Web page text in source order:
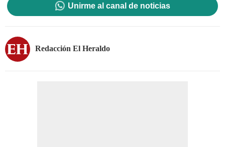
Unirme al canal de noticias
Redacción El Heraldo